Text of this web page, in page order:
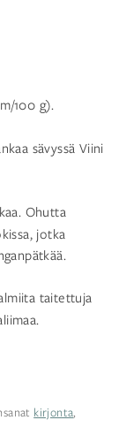
100 g).
sävyssä Viini
Ohutta
jotka
taitettuja
kirjonta,